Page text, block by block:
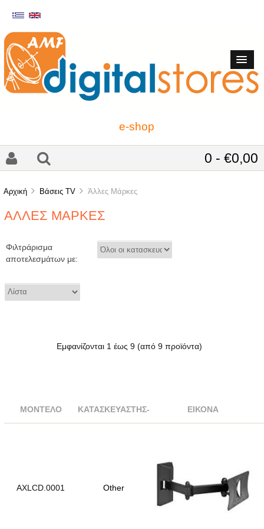
e-shop
0 - €0,00
Αρχική Bάσεις TV Άλλες Μάρκες
ΆΛΛΕΣ ΜΆΡΚΕΣ
Φιλτράρισμα
αποτελεσμάτων με:
Εμφανίζονται 1 έως9 (από9 προϊόντα)
ΜΟΝΤΈΛΟ ΚΑΤΑΣΚΕΥΑΣΤΉΣ- ΕΙΚΌΝΑ
AXLCD.0001 Other